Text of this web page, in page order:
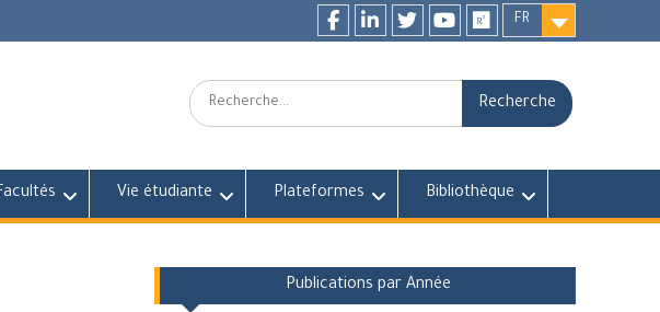
FR
Recherche:
Vie étudiante Plateformes Bibliothèque
Publications par Année